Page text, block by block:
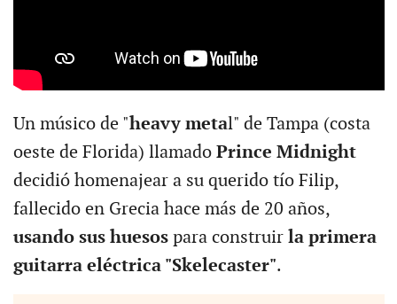
Un músico de "heavy metal" de Tampa (costa
oeste de Florida) llamado Prince Midnight
decidió homenajear a su querido tío Filip,
fallecido en Grecia hace más de 20 años,
usando sus huesospara construir la primera
guitarra eléctrica "Skelecaster".